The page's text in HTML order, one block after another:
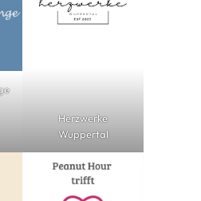
Herzwerke
Wuppertal